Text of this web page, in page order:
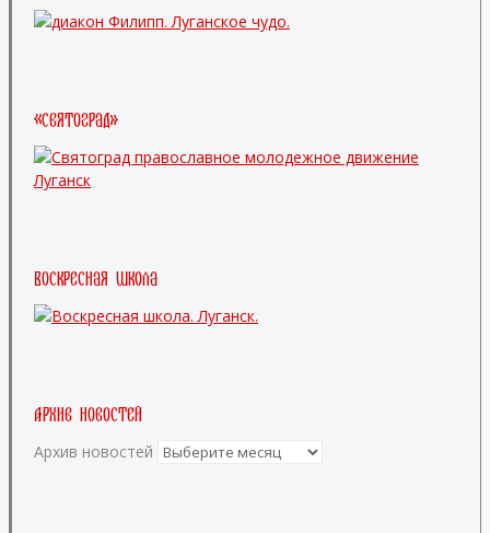
«Святоград»
Воскресная школа
Архив новостей
Архив новостей